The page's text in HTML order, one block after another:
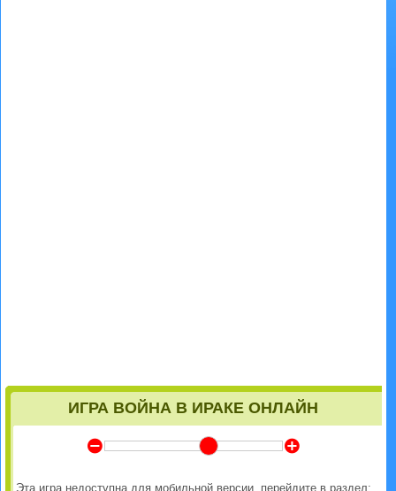
ИГРА ВОЙНА В ИРАКЕ ОНЛАЙН
Y Z
Эта игра недоступна для мобильной версии, перейдите в раздел: